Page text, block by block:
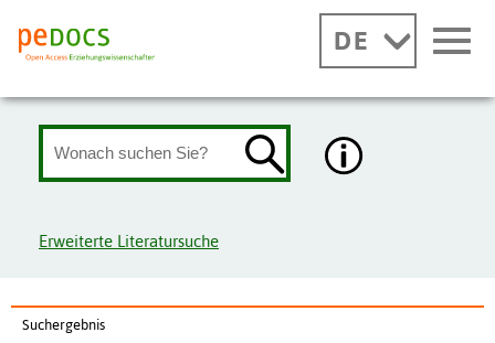
DE
Erweiterte Literatursuche
Suchergebnis